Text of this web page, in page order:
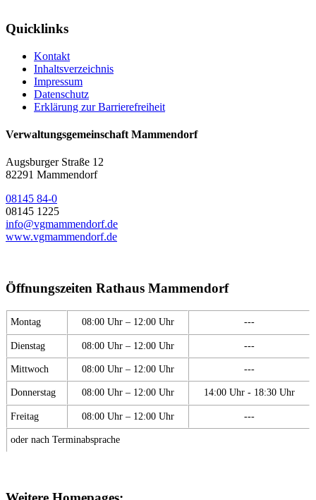
Quicklinks
Kontakt
Inhaltsverzeichnis
Impressum
Datenschutz
Erklärung zur Barrierefreiheit
Verwaltungsgemeinschaft Mammendorf
Augsburger Straße 12
82291 Mammendorf
08145 84-0
08145 1225
info@vgmammendorf.de
www.vgmammendorf.de
Öffnungszeiten Rathaus Mammendorf
Montag 08:00 Uhr – 12:00 Uhr ---
Dienstag 08:00 Uhr – 12:00 Uhr ---
Mittwoch 08:00 Uhr – 12:00 Uhr ---
Donnerstag 08:00 Uhr – 12:00 Uhr 14:00 Uhr - 18:30 Uhr
Freitag 08:00 Uhr – 12:00 Uhr ---
oder nach Terminabsprache